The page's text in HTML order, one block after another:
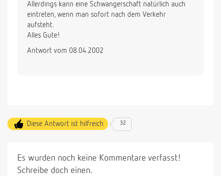
Allerdings kann eine Schwangerschaft natürlich auch
eintreten, wenn man sofort nach dem Verkehr
aufsteht.
Alles Gute!
Antwort vom 08.04.2002
Diese Antwort ist hilfreich 32
Es wurden noch keine Kommentare verfasst!
Schreibe doch einen.